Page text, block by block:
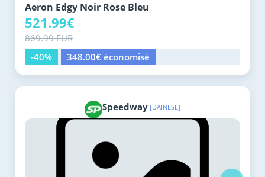
Aeron Edgy Noir Rose Bleu
521.99€
869.99 EUR
-40%
348.00€ économisé
Speedway [DAINESE]